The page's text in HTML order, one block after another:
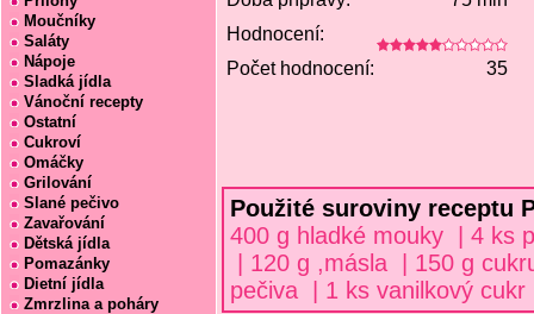
Moučníky
Saláty
Nápoje
Sladká jídla
Vánoční recepty
Ostatní
Cukroví
Omáčky
Grilování
Slané pečivo
Zavařování
Dětská jídla
Pomazánky
Dietní jídla
Zmrzlina a poháry
Hodnocení:
Počet hodnocení:
35
Použité suroviny receptu
400 g hladké mouky | 4 ks
| 120 g ,másla | 150 g
pečiva | 1 ks vanilkový cukr